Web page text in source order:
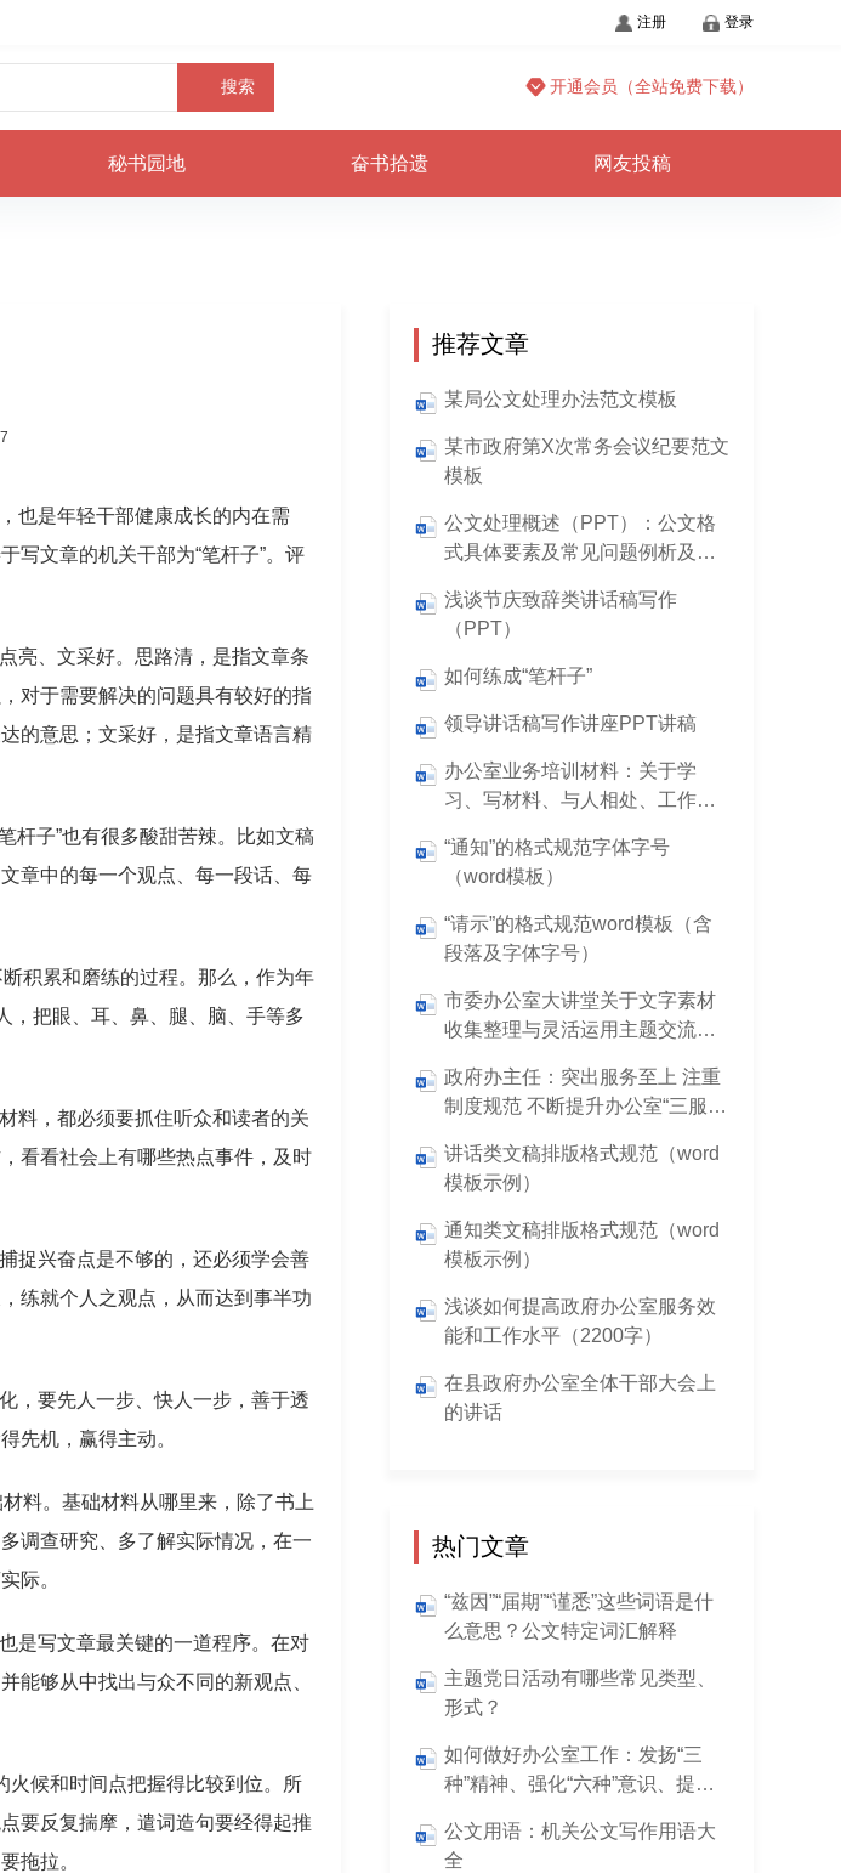
注册 登录
搜索 开通会员（全站免费下载）
秘书园地 奋书拾遗 网友投稿
也是年轻干部健康成长的内在需
写文章的机关干部为“笔杆子”。评
亮、文采好。思路清，是指文章条
对于需要解决的问题具有较好的指
的意思；文采好，是指文章语言精
杆子”也有很多酸甜苦辣。比如文稿
章中的每一个观点、每一段话、每
积累和磨练的过程。那么，作为年
，把眼、耳、鼻、腿、脑、手等多
料，都必须要抓住听众和读者的关
看看社会上有哪些热点事件，及时
捉兴奋点是不够的，还必须学会善
练就个人之观点，从而达到事半功
，要先人一步、快人一步，善于透
先机，赢得主动。
料。基础材料从哪里来，除了书上
调查研究、多了解实际情况，在一
际。
是写文章最关键的一道程序。在对
能够从中找出与众不同的新观点、
火候和时间点把握得比较到位。所
要反复揣摩，遣词造句要经得起推
拖拉。
推荐文章
某局公文处理办法范文模板
某市政府第X次常务会议纪要范文
模板
公文处理概述（PPT）：公文格
式具体要素及常见问题例析及行
浅谈节庆致辞类讲话稿写作
（PPT）
如何练成“笔杆子”
领导讲话稿写作讲座PPT讲稿
办公室业务培训材料：关于学
习、写材料、与人相处、工作方
“通知”的格式规范字体字号
（word模板）
“请示”的格式规范word模板（含
段落及字体字号）
市委办公室大讲堂关于文字素材
收集整理与灵活运用主题交流材
政府办主任：突出服务至上 注重
制度规范 不断提升办公室“三服
讲话类文稿排版格式规范（word
模板示例）
通知类文稿排版格式规范（word
模板示例）
浅谈如何提高政府办公室服务效
能和工作水平（2200字）
在县政府办公室全体干部大会上
的讲话
热门文章
“兹因”“届期”“谨悉”这些词语是什
么意思？公文特定词汇解释
主题党日活动有哪些常见类型、
形式？
如何做好办公室工作：发扬“三
种”精神、强化“六种”意识、提
公文用语：机关公文写作用语大
全